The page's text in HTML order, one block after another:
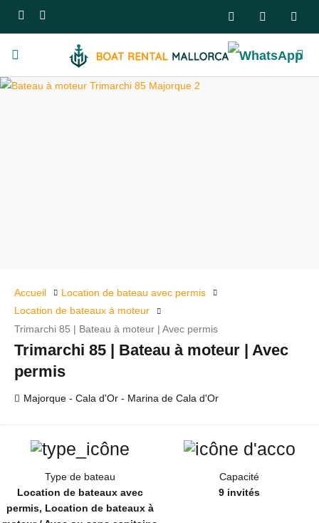
Accueil
Location de bateau avec permis
Location de bateaux à moteur
Trimarchi 85 | Bateau à moteur | Avec permis
Trimarchi 85 | Bateau à moteur | Avec
permis
Majorque - Cala d'Or - Marina de Cala d'Or
Type de bateau
Location de bateaux avec
permis, Location de bateaux à
Capacité
9 invités